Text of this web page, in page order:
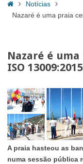
HomeNotícias
Nazaré é uma praia
Nazaré é
ISO 13009:2015
A praia hasteou as
numa sessão pública